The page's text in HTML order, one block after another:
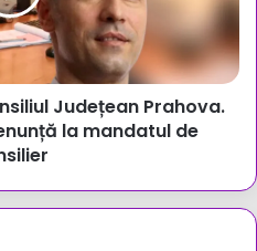
Județean Prahova.
la mandatul de